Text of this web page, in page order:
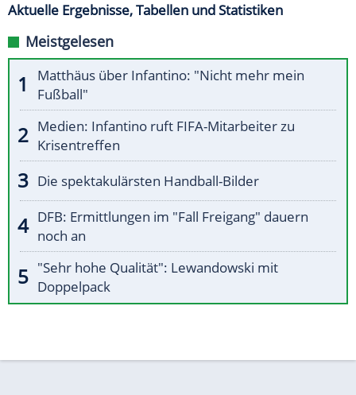
Aktuelle Ergebnisse, Tabellen und Statistiken
Meistgelesen
Matthäus über Infantino: "Nicht mehr mein
Fußball"
Medien: Infantino ruft FIFA-Mitarbeiter zu
Krisentreffen
Die spektakulärsten Handball-Bilder
DFB: Ermittlungen im "Fall Freigang" dauern
noch an
"Sehr hohe Qualität": Lewandowski mit
Doppelpack